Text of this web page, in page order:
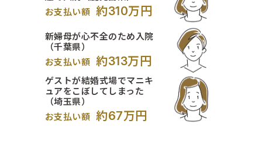
お支払い額 約310万円
新婦母が心不全のため入院
（千葉県）
お支払い額 約313万円
ゲストが結婚式場でマニキ
ュアをこぼしてしまった
（埼玉県）
お支払い額 約67万円